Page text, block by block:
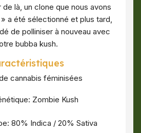
de là, un clone que nous avons
a été sélectionné et plus tard,
de polliniser à nouveau avec
bubba kush.
cannabis féminisées
Zombie Kush
80% Indica / 20% Sativa